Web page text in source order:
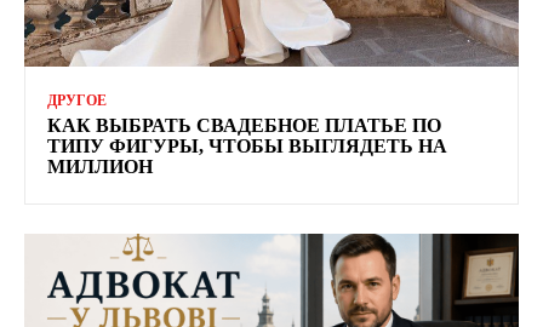
ДРУГОЕ
КАК ВЫБРАТЬ СВАДЕБНОЕ ПЛАТЬЕ ПО
ТИПУ ФИГУРЫ, ЧТОБЫ ВЫГЛЯДЕТЬ НА
МИЛЛИОН